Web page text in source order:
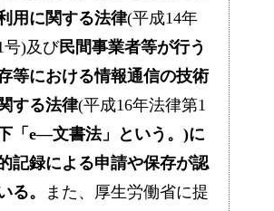
用に関する法律(平成14年
号)及び民間事業者等が行う
等における情報通信の技術
する法律(平成16年法律第1
「e―文書法」という。)に
記録による申請や保存が認
る。
また、厚生労働省に提